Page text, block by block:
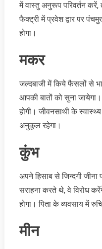
में वास्तु अनुरूप परिवर्तन करें,
फैक्ट्री में प्रवेश द्वार पर
होगा।
मकर
जल्दबाजी में किये फैसलों से
आपकी बातों को सुना जायेगा।
होगी। जीवनसाथी के स्वास्थ्य
अनुकूल रहेगा।
कुंभ
अपने हिसाब से जिन्दगी
सराहना करते थे, वे विरोध
होगा। पिता के व्यवसाय में
मीन